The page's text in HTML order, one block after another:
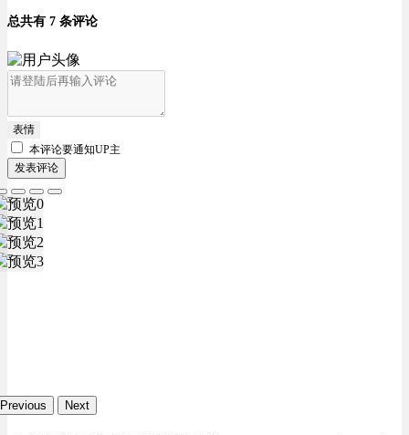
总共有 7 条评论
表情
本评论要通知UP主
发表评论
Previous Next